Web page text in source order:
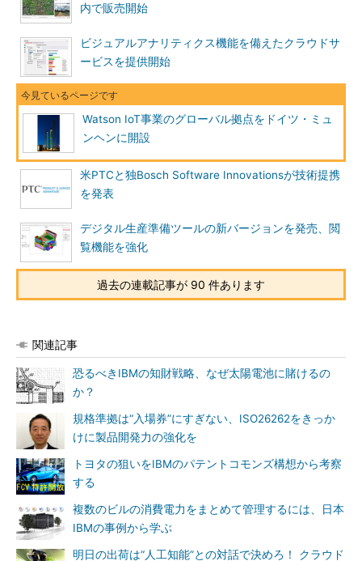
内で販売開始
ビジュアルアナリティクス機能を備えたクラウドサ
ービスを提供開始
Watson IoT事業のグローバル拠点をドイツ・ミュ
ンヘンに開設
米PTCと独Bosch Software Innovationsが技術提携
を発表
デジタル生産準備ツールの新バージョンを発売、閲
覧機能を強化
過去の連載記事が 90 件あります
関連記事
恐るべきIBMの知財戦略、なぜ太陽電池に賭けるの
か？
規格準拠は“入場券”にすぎない、ISO26262をきっか
けに製品開発力の強化を
トヨタの狙いをIBMのパテントコモンズ構想から考察
する
複数のビルの消費電力をまとめて管理するには、日本
IBMの事例から学ぶ
明日の出荷は“人工知能”との対話で決めろ！ クラウド